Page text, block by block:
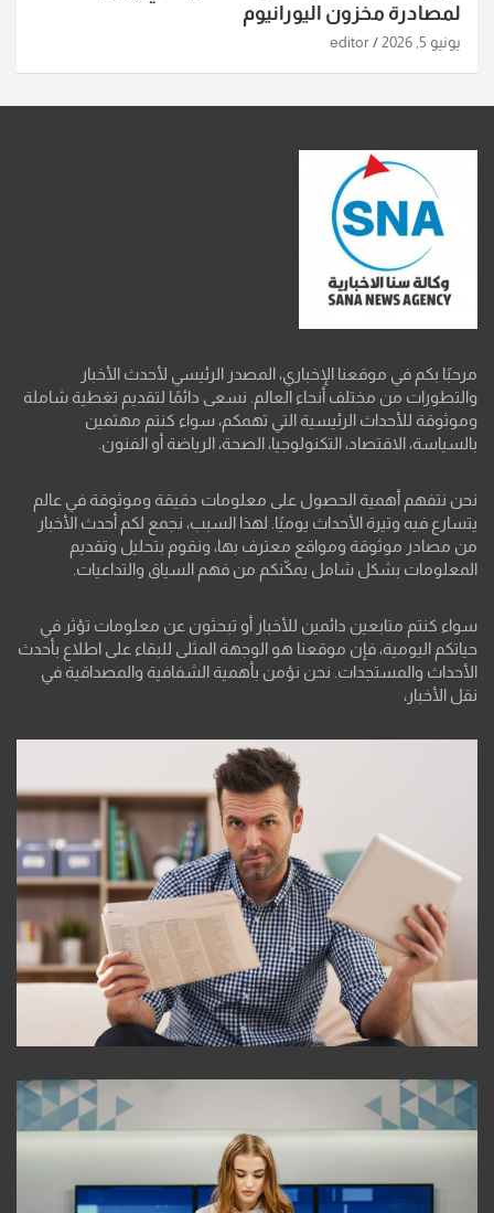
لمصادرة مخزون اليورانيوم
يونيو 5, 2026 editor
مرحبًا بكم في موقعنا الإخباري، المصدر الرئيسي لأحدث الأخبار
والتطورات من مختلف أنحاء العالم. نسعى دائمًا لتقديم تغطية شاملة
وموثوقة للأحداث الرئيسية التي تهمكم، سواء كنتم مهتمين
بالسياسة، الاقتصاد، التكنولوجيا، الصحة، الرياضة أو الفنون.
نحن نتفهم أهمية الحصول على معلومات دقيقة وموثوقة في عالم
يتسارع فيه وتيرة الأحداث يوميًا. لهذا السبب، نجمع لكم أحدث الأخبار
من مصادر موثوقة ومواقع معترف بها، ونقوم بتحليل وتقديم
المعلومات بشكل شامل يمكّنكم من فهم السياق والتداعيات.
سواء كنتم متابعين دائمين للأخبار أو تبحثون عن معلومات تؤثر في
حياتكم اليومية، فإن موقعنا هو الوجهة المثلى للبقاء على اطلاع بأحدث
الأحداث والمستجدات. نحن نؤمن بأهمية الشفافية والمصداقية في
نقل الأخبار،